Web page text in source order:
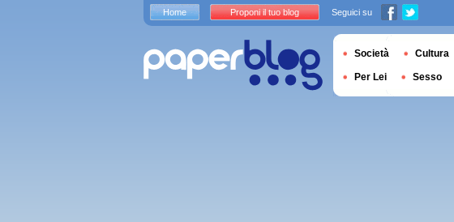
Home Proponi il tuo blog Seguici su
Società Cultura
Per Lei Sesso